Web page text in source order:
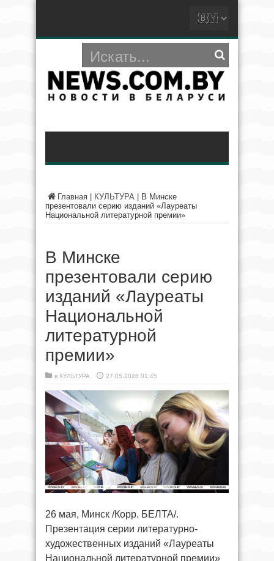
Главная КУЛЬТУРА
В Минске
презентовали серию изданий «Лауреаты
Национальной литературной премии»
В Минске
презентовали серию
изданий «Лауреаты
Национальной
литературной
премии»
в КУЛЬТУРА 27.05.2026 01:45
26 мая, Минск /Корр. БЕЛТА/.
Презентация серии литературно-
художественных изданий «Лауреаты
Национальной литературной премии»